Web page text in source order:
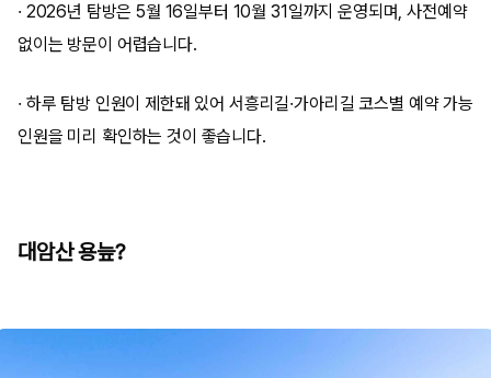
· 2026년 탐방은 5월 16일부터 10월 31일까지 운영되며, 사전예약
없이는 방문이 어렵습니다.
· 하루 탐방 인원이 제한돼 있어 서흥리길·가아리길 코스별 예약 가능
인원을 미리 확인하는 것이 좋습니다.
대암산 용늪?